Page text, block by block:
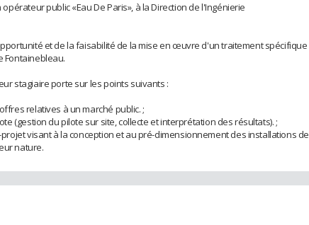
public «Eau De Paris», à la Direction de l'Ingénierie
et de la faisabilité de la mise en œuvre d'un traitement spécifique
Fontainebleau.
stagiaire porte sur les points suivants :
relatives à un marché public. ;
(gestion du pilote sur site, collecte et interprétation des résultats). ;
visant à la conception et au pré-dimensionnement des installations de
nature.